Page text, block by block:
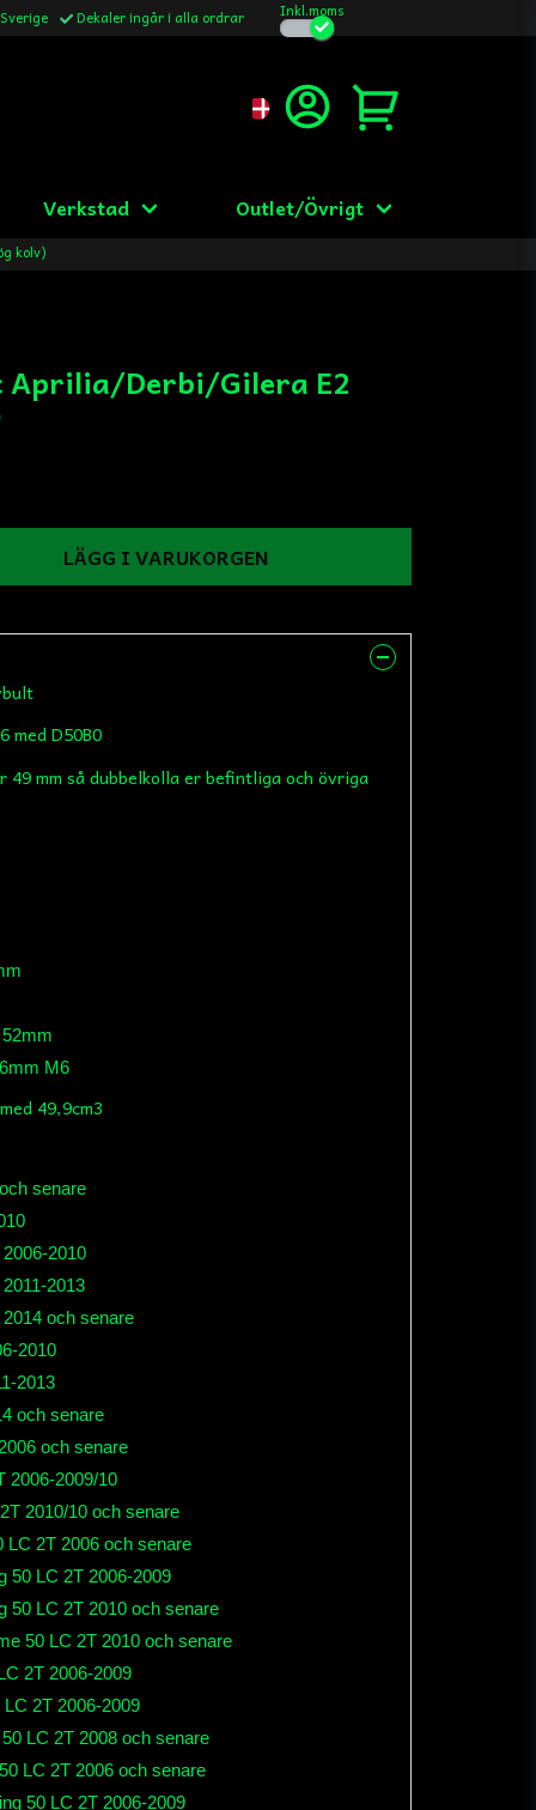
Dekaler ingår i alla ordrar Inkl.moms
Verkstad Outlet/Övrigt
kolv)
Aprilia/Derbi/Gilera E2
LÄGG I VARUKORGEN
med D50B0
49 mm så dubbelkolla er befintliga och övriga
M6
49,9cm3
senare
2010
2013
och senare
2010
2013
och senare
och senare
2006-2009/10
2010/10 och senare
LC 2T 2006 och senare
50 LC 2T 2006-2009
50 LC 2T 2010 och senare
50 LC 2T 2010 och senare
2T 2006-2009
2T 2006-2009
LC 2T 2008 och senare
LC 2T 2006 och senare
50 LC 2T 2006-2009